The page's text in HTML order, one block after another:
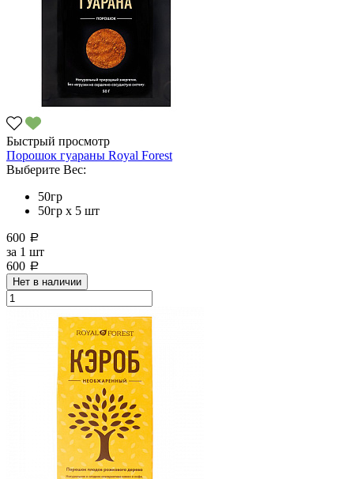
Быстрый просмотр
Порошок гуараны Royal Forest
Выберите Вес:
50гр
50гр х 5 шт
600 a
за 1 шт
600 a
Нет в наличии